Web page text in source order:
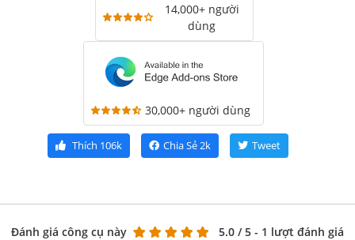
14,000+ người
dùng
30,000+ người dùng
Thích 106k Chia Sẻ2k Tweet
Đánh giá công cụ này 5.0 / 5 - 1 lượt đánh giá